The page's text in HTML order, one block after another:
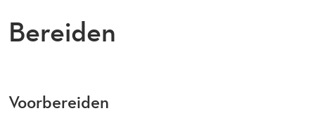
Bereiden
Voorbereiden